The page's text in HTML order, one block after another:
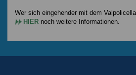
Wer sich eingehender mit dem
HIER noch weitere Informationen.